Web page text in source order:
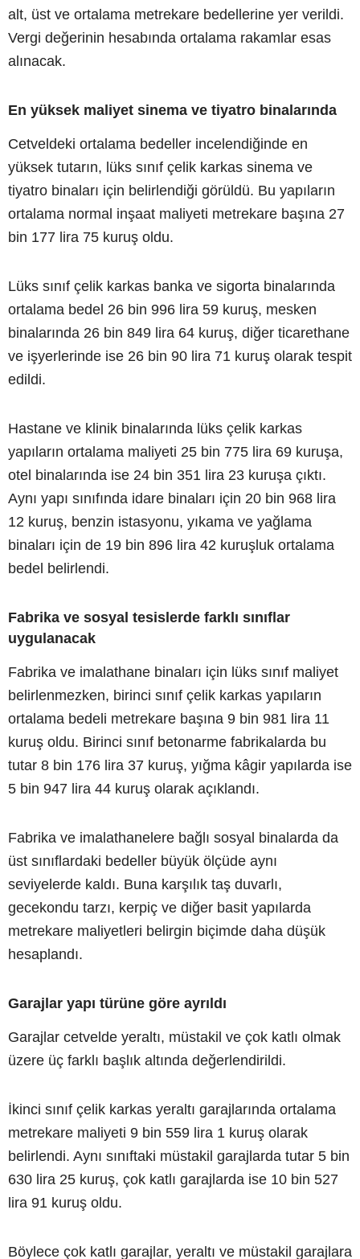
alt, üst ve ortalama metrekare bedellerine yer verildi.
Vergi değerinin hesabında ortalama rakamlar esas
alınacak.
En yüksek maliyet sinema ve tiyatro binalarında
Cetveldeki ortalama bedeller incelendiğinde en
yüksek tutarın, lüks sınıf çelik karkas sinema ve
tiyatro binaları için belirlendiği görüldü. Bu yapıların
ortalama normal inşaat maliyeti metrekare başına 27
bin 177 lira 75 kuruş oldu.
Lüks sınıf çelik karkas banka ve sigorta binalarında
ortalama bedel 26 bin 996 lira 59 kuruş, mesken
binalarında 26 bin 849 lira 64 kuruş, diğer ticarethane
ve işyerlerinde ise 26 bin 90 lira 71 kuruş olarak tespit
edildi.
Hastane ve klinik binalarında lüks çelik karkas
yapıların ortalama maliyeti 25 bin 775 lira 69 kuruşa,
otel binalarında ise 24 bin 351 lira 23 kuruşa çıktı.
Aynı yapı sınıfında idare binaları için 20 bin 968 lira
12 kuruş, benzin istasyonu, yıkama ve yağlama
binaları için de 19 bin 896 lira 42 kuruşluk ortalama
bedel belirlendi.
Fabrika ve sosyal tesislerde farklı sınıflar
uygulanacak
Fabrika ve imalathane binaları için lüks sınıf maliyet
belirlenmezken, birinci sınıf çelik karkas yapıların
ortalama bedeli metrekare başına 9 bin 981 lira 11
kuruş oldu. Birinci sınıf betonarme fabrikalarda bu
tutar 8 bin 176 lira 37 kuruş, yığma kâgir yapılarda ise
5 bin 947 lira 44 kuruş olarak açıklandı.
Fabrika ve imalathanelere bağlı sosyal binalarda da
üst sınıflardaki bedeller büyük ölçüde aynı
seviyelerde kaldı. Buna karşılık taş duvarlı,
gecekondu tarzı, kerpiç ve diğer basit yapılarda
metrekare maliyetleri belirgin biçimde daha düşük
hesaplandı.
Garajlar yapı türüne göre ayrıldı
Garajlar cetvelde yeraltı, müstakil ve çok katlı olmak
üzere üç farklı başlık altında değerlendirildi.
İkinci sınıf çelik karkas yeraltı garajlarında ortalama
metrekare maliyeti 9 bin 559 lira 1 kuruş olarak
belirlendi. Aynı sınıftaki müstakil garajlarda tutar 5 bin
630 lira 25 kuruş, çok katlı garajlarda ise 10 bin 527
lira 91 kuruş oldu.
Böylece çok katlı garajlar, yeraltı ve müstakil garajlara